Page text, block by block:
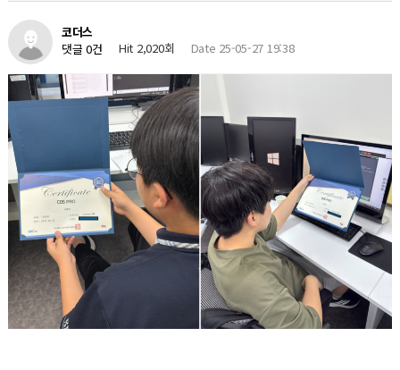
코더스
댓글 0건
Hit 2,020회 Date 25-05-27 19:38